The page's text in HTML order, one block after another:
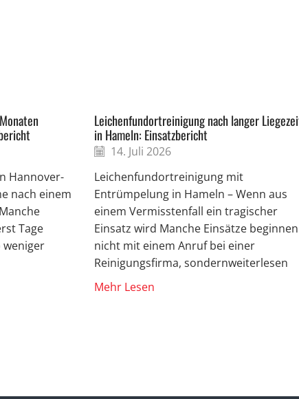
Hannover-
nach einem
Tage
Leichenfundortreinigung nach langer
in Hameln: Einsatzbericht
14. Juli 2026
Leichenfundortreinigung mit
Entrümpelung in Hameln – Wenn aus
einem Vermisstenfall ein tragischer
Einsatz wird Manche Einsätze beginnen
nicht mit einem Anruf bei einer
Reinigungsfirma, sondernweiterlesen
Mehr Lesen